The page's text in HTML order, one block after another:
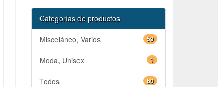
Categorías de productos
59
Misceláneo, Varios
1
Moda, Unisex
60
Todos